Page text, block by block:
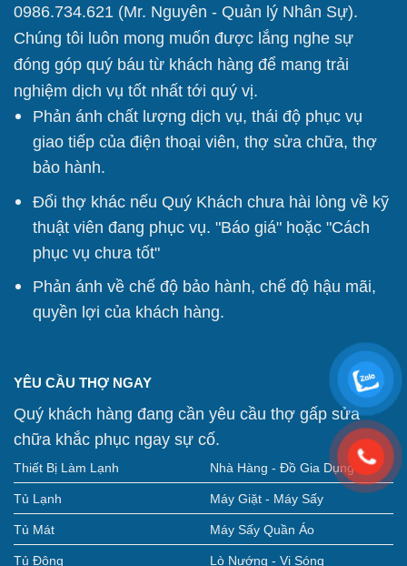
0986.734.621 (Mr. Nguyên - Quản lý Nhân Sự).
Chúng tôi luôn mong muốn được lắng nghe sự
đóng góp quý báu từ khách hàng để mang trải
nghiệm dịch vụ tốt nhất tới quý vị.
Phản ánh chất lượng dịch vụ, thái độ phục vụ
giao tiếp của điện thoại viên, thợ sửa chữa, thợ
bảo hành.
Đổi thợ khác nếu Quý Khách chưa hài lòng về kỹ
thuật viên đang phục vụ. "Báo giá" hoặc "Cách
phục vụ chưa tốt"
Phản ánh về chế độ bảo hành, chế độ hậu mãi,
quyền lợi của khách hàng.
YÊU CẦU THỢ NGAY
Quý khách hàng đang cần yêu cầu thợ gấp sửa
chữa khắc phục ngay sự cố.
Thiết Bị Làm Lạnh Nhà Hàng - Đồ Gia Dụng
Tủ Lạnh Máy Giặt - Máy Sấy
Tủ Mát Máy Sấy Quần Áo
Tủ Đông Lò Nướng - Vi Sóng